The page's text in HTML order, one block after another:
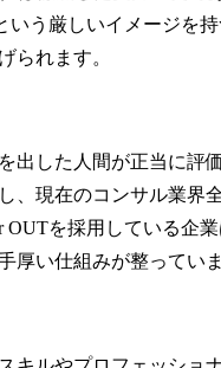
いう厳しいイメージを
られます。
出した人間が正当に評
、現在のコンサル業界
OUTを採用している企
厚い仕組みが整っていま